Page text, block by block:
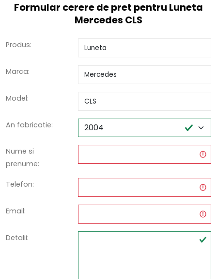
Formular cerere de pret pentru Luneta
Mercedes CLS
Produs:
Marca:
Model:
An fabricatie:
Nume si
prenume:
Telefon:
Email:
Detalii: